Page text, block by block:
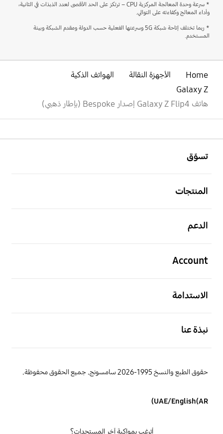
* سرعة وحدة المعالجة المركزية CPU – ترتكز على الحد الأقصى لعدد الذبذات في الثانية،
وأداء المعالج وكفاءته على التوالي.
* ربما تختلف إتاحة شبكة 5G وسرعتها الفعلية حسب الدولة ومقدم الشبكة وبيئة
المستخدم.
Home الأجهزة النقالة
الهواتف الذكية
Galaxy Z
هاتف Galaxy Z Flip4 إصدار Bespoke (بإطار ذهبي)
تسوّق
المنتجات
الدعم
Account
الاستدامة
نبذة عنا
حقوق الطبع والنسخ 1995-2026 سامسونج. جميع الحقوق محفوظة.
UAE/English(AR)
أترغب بمواكبة آخر المستجدات؟